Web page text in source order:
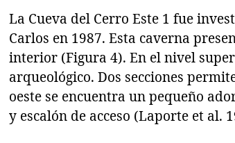
La Cueva del Cerro Este 1 fue
Carlos en 1987. Esta caverna
interior (Figura 4). En el nivel
arqueológico. Dos secciones
oeste se encuentra un pequeño
y escalón de acceso (Laporte et al.